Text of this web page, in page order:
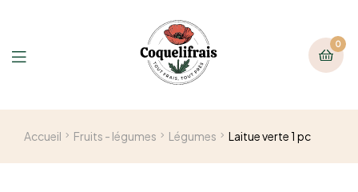
0
Accueil Fruits - légumes Légumes Laitue verte 1 pc